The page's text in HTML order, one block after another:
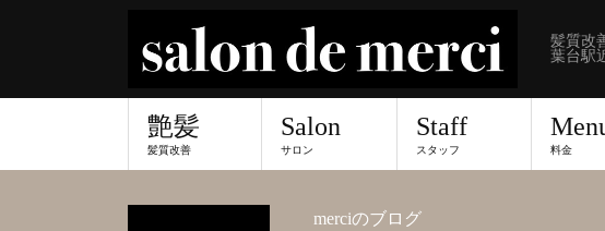
髪質改
葉台駅
艶髪
髪質改善
Salon
サロン
Staff
スタッフ 料金
merciのブログ